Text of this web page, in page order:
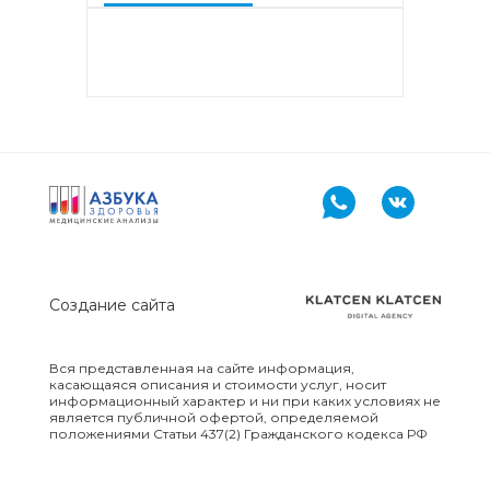
аллергокомпонент, g213 rPhl p1,
(аллергокомпоненты: Амброзия
w230 nAmb a1, Полынь, w231
nArt v1 и w233 nArt v3,
(Дрожжи пекарские f45, Яйцо
f245, Триптаза)
Аллергокомплекс
Вся представленная на сайте информация,
касающаяся описания и стоимости услуг, носит
информационный характер и ни при каких условиях не
является публичной офертой, определяемой
положениями Статьи 437(2) Гражданского кодекса РФ
Создание сайта